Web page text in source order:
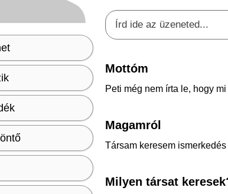
Mottóm
Peti még nem írta le, hogy
Magamról
Társam keresem ismerkedés
Milyen társat